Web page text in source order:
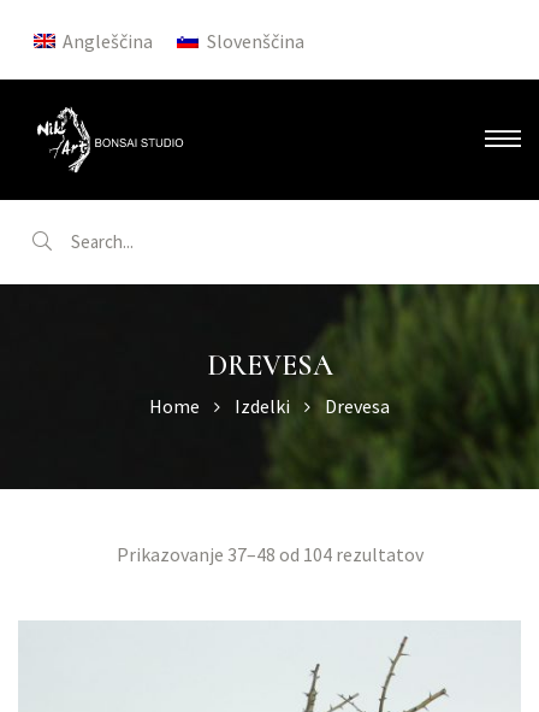
Angleščina Slovenščina
DREVESA
Home Izdelki Drevesa
Prikazovanje 37–48 od 104 rezultatov